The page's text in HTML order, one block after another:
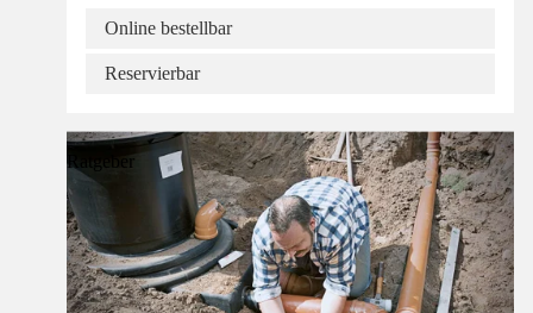
Online bestellbar
Reservierbar
Ratgeber